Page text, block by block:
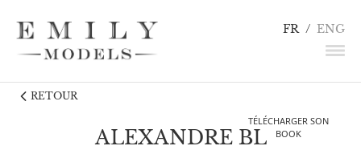
FR / ENG
NEWS
ALEXANDRE BL
RETOUR
TÉLÉCHARGER SON
BOOK